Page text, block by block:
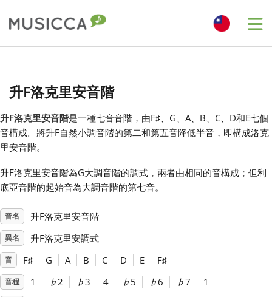
Български
Dansk
Deutsch
English
Español
升F洛克里安音階
升F洛克里安音階是一種七音音階，由F♯、G、A、B、C、D和E七個
音構成。將升F自然小調音階的第二和第五音降低半音，即構成洛克
里安音階。
升F洛克里安音階為G大調音階的調式，兩者由相同的音構成；但利
底亞音階的起始音為大調音階的第七音。
音名 升F洛克里安音階
異名 升F洛克里安調式
音 F♯ G A B C D E F♯
音程 1 ♭2 ♭3 4 ♭ 5 ♭6 ♭7 1